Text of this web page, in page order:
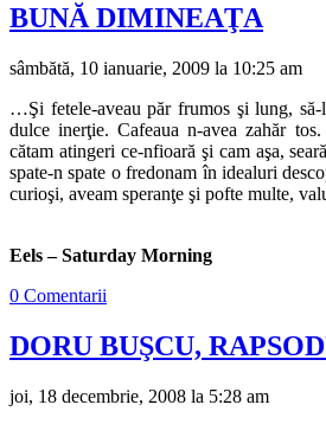
BUNĂ DIMINEAŢA
sâmbătă, 10 ianuarie, 2009 la 10:25 am
…Şi fetele-aveau păr frumos şi lung,
dulce inerţie. Cafeaua n-avea zahăr
cătam atingeri ce-nfioară şi cam aşa,
spate-n spate o fredonam în idealuri
curioşi, aveam speranţe şi pofte multe,
Eels – Saturday Morning
0 Comentarii
DORU BUŞCU,
joi, 18 decembrie, 2008 la 5:28 am